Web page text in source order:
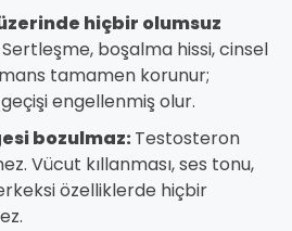
hiçbir olumsuz
Sertleşme, boşalma hissi, cinsel
tamamen korunur;
engellenmiş olur.
bozulmaz:Testosteron
Vücut kıllanması, ses tonu,
özelliklerde hiçbir